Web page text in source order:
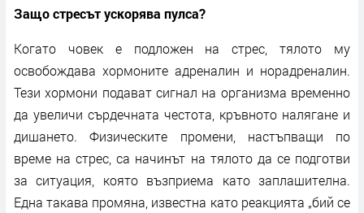
Защо стресът ускорява пулса?
Когато човек е подложен на стрес, тялото му
освобождава хормоните адреналин и норадреналин.
Тези хормони подават сигнал на организма временно
да увеличи сърдечната честота, кръвното налягане и
дишането. Физическите промени, настъпващи по
време на стрес, са начинът на тялото да се подготви
за ситуация, която възприема като заплашителна.
Една такава промяна, известна като реакцията „бий се